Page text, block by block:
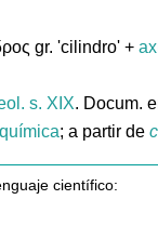
gr. 'cilindro' +
s. XIX. Docum.
química; a partir de
científico: